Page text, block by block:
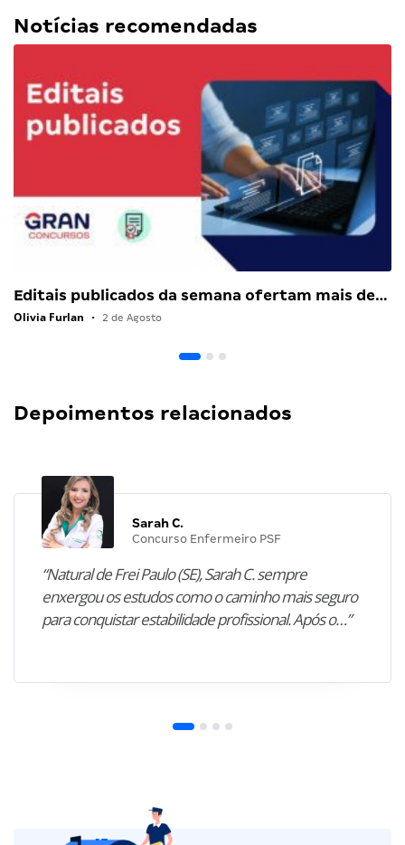
Notícias recomendadas
Editais publicados da semana ofertam mais de…
Olivia Furlan • 2 de Agosto
Depoimentos relacionados
Sarah C.
Concurso Enfermeiro PSF
“Natural de Frei Paulo (SE), Sarah C. sempre
enxergou os estudos como o caminho mais seguro
para conquistar estabilidade profissional. Após o…”